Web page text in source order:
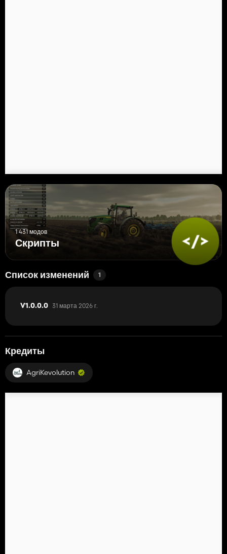
1 431 модов
Скрипты
Список изменений 1
V1.0.0.0 31 марта 2026 г.
Кредиты
AgriKevolution